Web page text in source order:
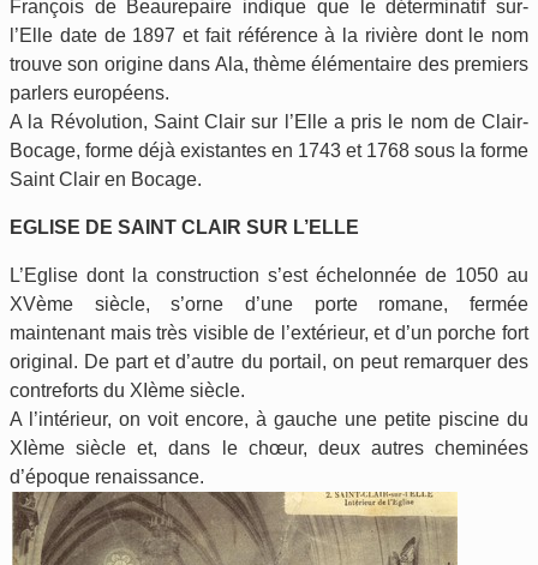
François de Beaurepaire indique que le déterminatif sur-
l’Elle date de 1897 et fait référence à la rivière dont le nom
trouve son origine dans Ala, thème élémentaire des premiers
parlers européens.
A la Révolution, Saint Clair sur l’Elle a pris le nom de Clair-
Bocage, forme déjà existantes en 1743 et 1768 sous la forme
Saint Clair en Bocage.
EGLISE DE SAINT CLAIR SUR L’ELLE
L’Eglise dont la construction s’est échelonnée de 1050 au
XVème siècle, s’orne d’une porte romane, fermée
maintenant mais très visible de l’extérieur, et d’un porche fort
original. De part et d’autre du portail, on peut remarquer des
contreforts du XIème siècle.
A l’intérieur, on voit encore, à gauche une petite piscine du
XIème siècle et, dans le chœur, deux autres cheminées
d’époque renaissance.